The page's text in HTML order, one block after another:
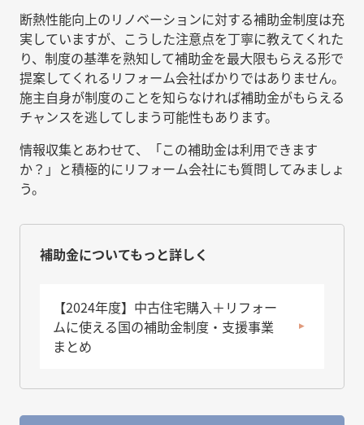
断熱性能向上のリノベーションに対する補助金制度は充
実していますが、こうした注意点を丁寧に教えてくれた
り、制度の基準を熟知して補助金を最大限もらえる形で
提案してくれるリフォーム会社ばかりではありません。
施主自身が制度のことを知らなければ補助金がもらえる
チャンスを逃してしまう可能性もあります。
情報収集とあわせて、「この補助金は利用できます
か？」と積極的にリフォーム会社にも質問してみましょ
う。
補助金についてもっと詳しく
【2024年度】中古住宅購入＋リフォー
ムに使える国の補助金制度・支援事業
まとめ